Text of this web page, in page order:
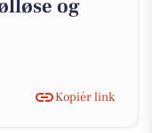
og
Kopiér link